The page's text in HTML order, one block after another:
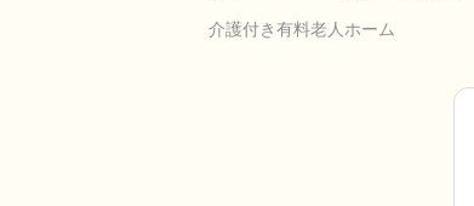
介護付き有料老人ホーム